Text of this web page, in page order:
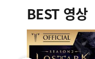
BEST 영상